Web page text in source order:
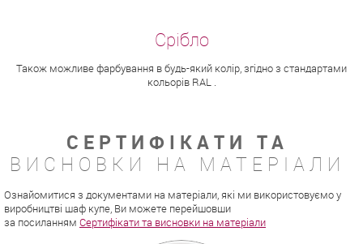
Також можливе фарбування в будь-який колір, згідно з стандартами
кольорів RAL .
СЕРТИФІКАТИ ТА
ВИСНОВКИ НА МАТЕРІАЛИ
Ознайомитися з документами на матеріали, які ми використовуємо у
виробництві шаф купе, Ви можете перейшовши
за посиланням Сертифікати та висновки на матеріали